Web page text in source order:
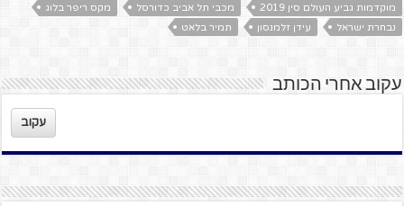
מוקדמות גביע העולם סין 2019
מכבי תל אביב כדורסל
מקס ריפר בלוג
נבחרת ישראל
עידן זלמנסון תמיר בלאט
עקוב אחרי הכותב
עקוב